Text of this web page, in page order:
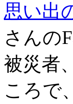
思い出
さんの
被災者
ころで